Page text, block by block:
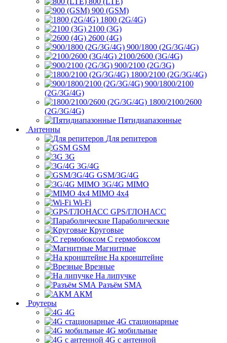
900 (GSM)
1800 (2G/4G)
2100 (3G)
2600 (4G)
900/1800 (2G/3G/4G)
2100/2600 (3G/4G)
900/2100 (2G/3G)
1800/2100 (2G/3G/4G)
900/1800/2100
(2G/3G/4G)
1800/2100/2600
(2G/3G/4G)
Пятидиапазонные
Антенны
Для репитеров
GSM
3G
3G/4G
GSM/3G/4G
3G/4G MIMO
MIMO 4x4
Wi-Fi
GPS/ГЛОНАСС
Параболические
Круговые
С гермобоксом
Магнитные
На кронштейне
Врезные
На липучке
Разъём SMA
АКМ
Роутеры
4G
4G стационарные
4G мобильные
4G с антенной